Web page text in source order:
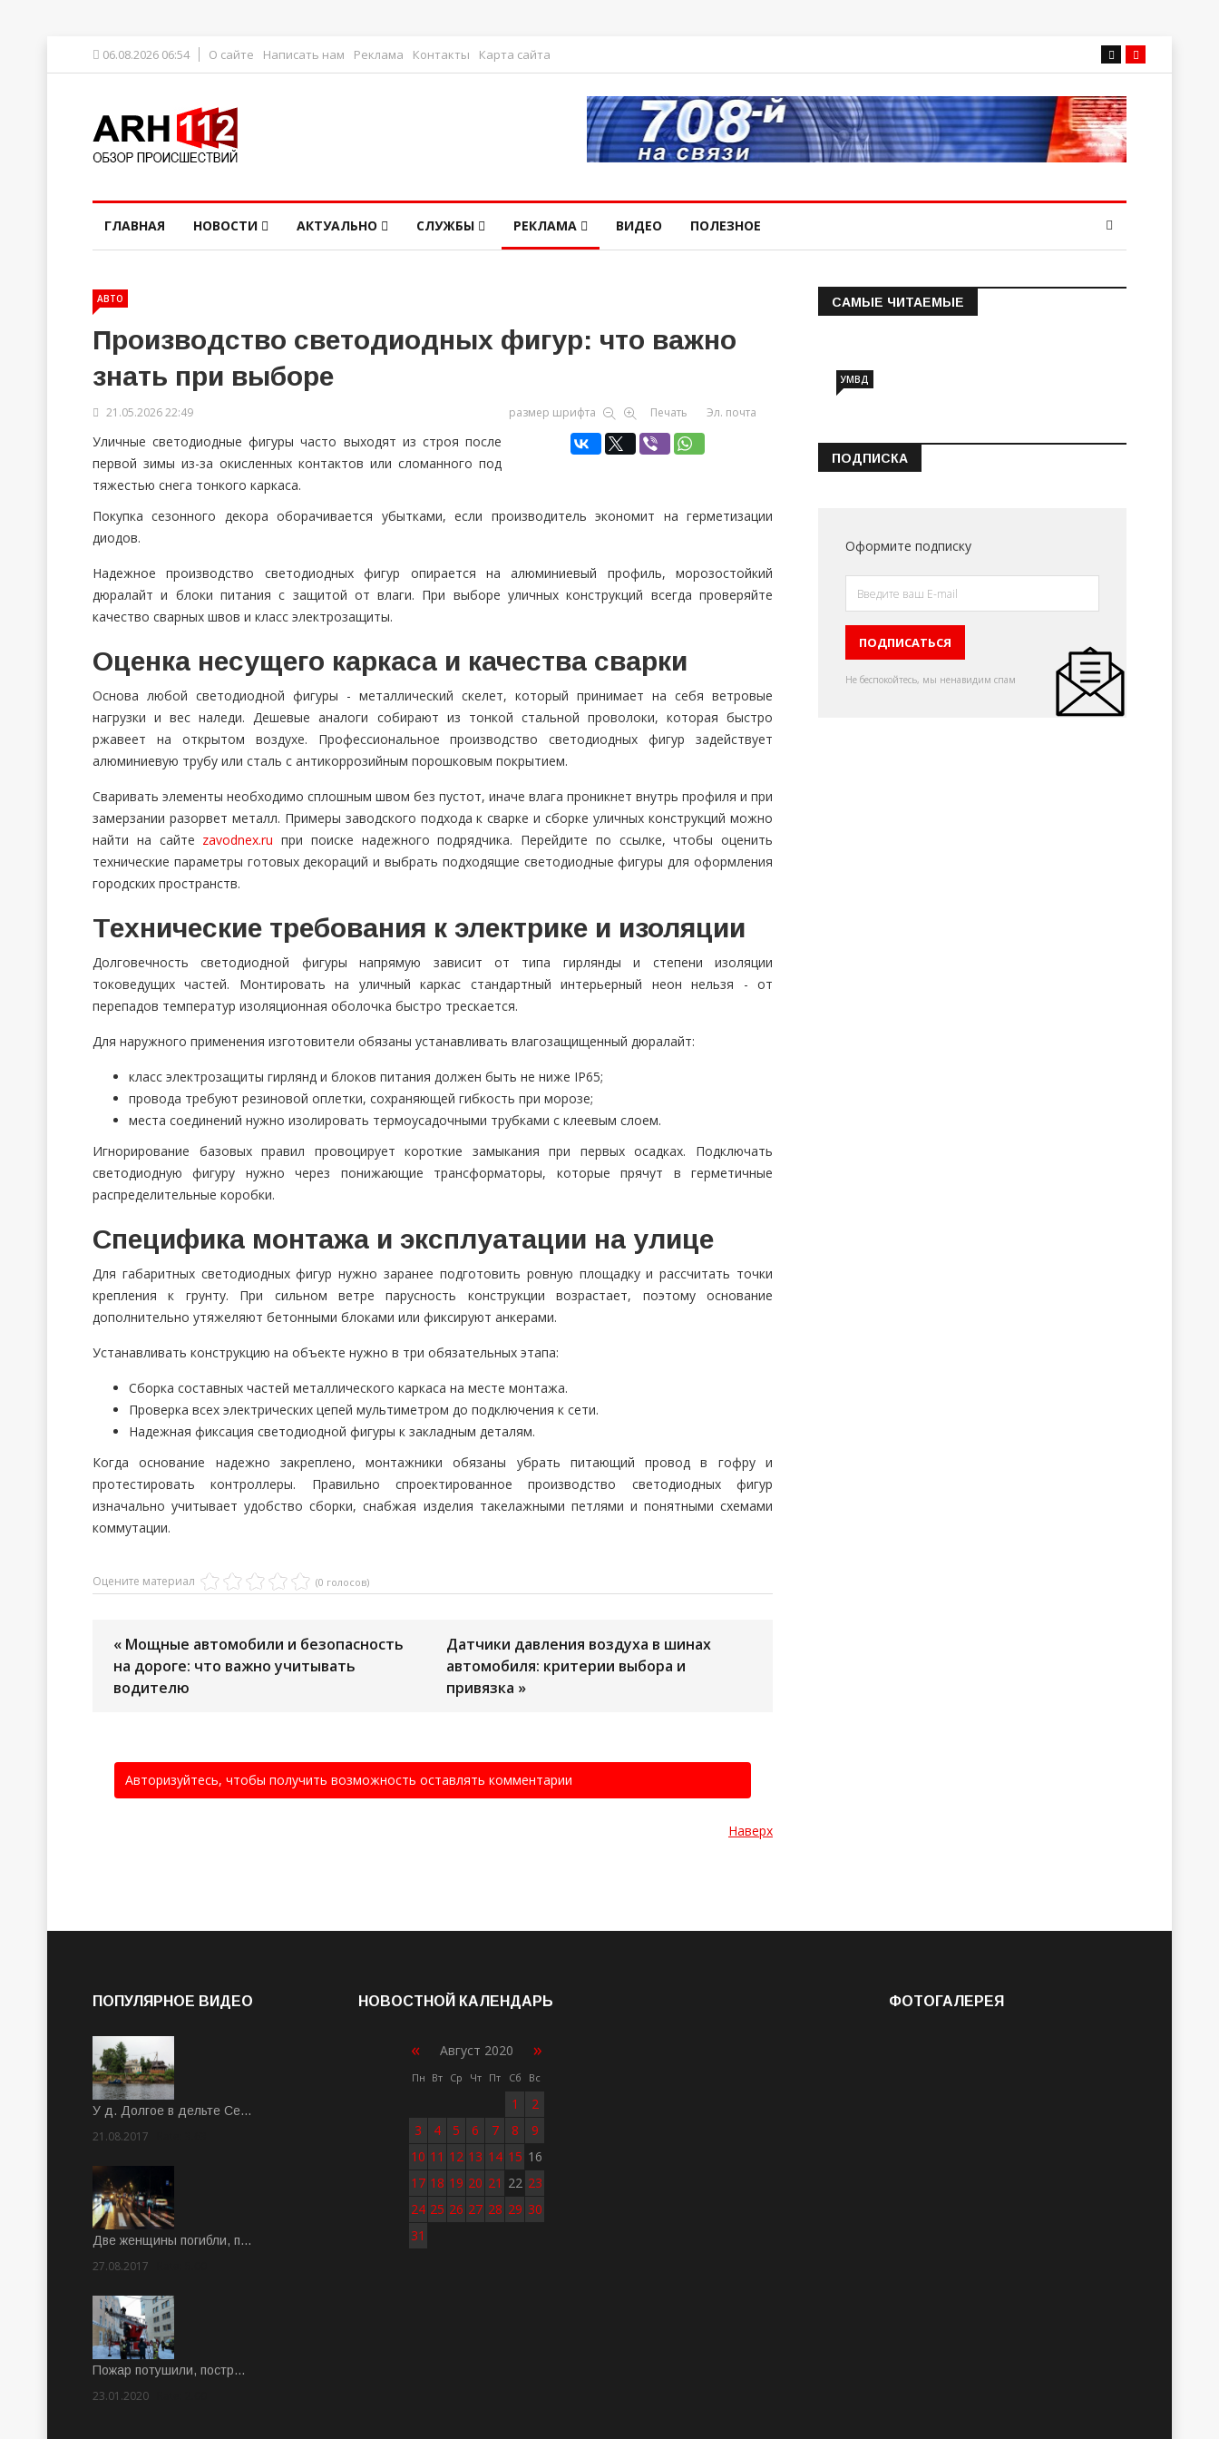
06.08.2026 06:54 О сайте Написать нам Реклама Контакты Карта сайта
ГЛАВНАЯ НОВОСТИ АКТУАЛЬНО СЛУЖБЫ РЕКЛАМА ВИДЕО ПОЛЕЗНОЕ
АВТО
Производство светодиодных фигур: что важно
знать при выборе
21.05.2026 22:49 размер шрифта Печать Эл. почта
Уличные светодиодные фигуры часто выходят из строя после
первой зимы из-за окисленных контактов или сломанного под
тяжестью снега тонкого каркаса.
Покупка сезонного декора оборачивается убытками, если производитель экономит на герметизации
диодов.
Надежное производство светодиодных фигур опирается на алюминиевый профиль, морозостойкий
дюралайт и блоки питания с защитой от влаги. При выборе уличных конструкций всегда проверяйте
качество сварных швов и класс электрозащиты.
Оценка несущего каркаса и качества сварки
Основа любой светодиодной фигуры - металлический скелет, который принимает на себя ветровые
нагрузки и вес наледи. Дешевые аналоги собирают из тонкой стальной проволоки, которая быстро
ржавеет на открытом воздухе. Профессиональное производство светодиодных фигур задействует
алюминиевую трубу или сталь с антикоррозийным порошковым покрытием.
Сваривать элементы необходимо сплошным швом без пустот, иначе влага проникнет внутрь профиля и при
замерзании разорвет металл. Примеры заводского подхода к сварке и сборке уличных конструкций можно
найти на сайте zavodnex.ru при поиске надежного подрядчика. Перейдите по ссылке, чтобы оценить
технические параметры готовых декораций и выбрать подходящие светодиодные фигуры для оформления
городских пространств.
Технические требования к электрике и изоляции
Долговечность светодиодной фигуры напрямую зависит от типа гирлянды и степени изоляции
токоведущих частей. Монтировать на уличный каркас стандартный интерьерный неон нельзя - от
перепадов температур изоляционная оболочка быстро трескается.
Для наружного применения изготовители обязаны устанавливать влагозащищенный дюралайт:
класс электрозащиты гирлянд и блоков питания должен быть не ниже IP65;
провода требуют резиновой оплетки, сохраняющей гибкость при морозе;
места соединений нужно изолировать термоусадочными трубками с клеевым слоем.
Игнорирование базовых правил провоцирует короткие замыкания при первых осадках. Подключать
светодиодную фигуру нужно через понижающие трансформаторы, которые прячут в герметичные
распределительные коробки.
Специфика монтажа и эксплуатации на улице
Для габаритных светодиодных фигур нужно заранее подготовить ровную площадку и рассчитать точки
крепления к грунту. При сильном ветре парусность конструкции возрастает, поэтому основание
дополнительно утяжеляют бетонными блоками или фиксируют анкерами.
Устанавливать конструкцию на объекте нужно в три обязательных этапа:
Сборка составных частей металлического каркаса на месте монтажа.
Проверка всех электрических цепей мультиметром до подключения к сети.
Надежная фиксация светодиодной фигуры к закладным деталям.
Когда основание надежно закреплено, монтажники обязаны убрать питающий провод в гофру и
протестировать контроллеры. Правильно спроектированное производство светодиодных фигур
изначально учитывает удобство сборки, снабжая изделия такелажными петлями и понятными схемами
коммутации.
Оцените материал (0 голосов)
« Мощные автомобили и безопасность
на дороге: что важно учитывать
водителю
Датчики давления воздуха в шинах
автомобиля: критерии выбора и
привязка »
Авторизуйтесь, чтобы получить возможность оставлять комментарии
Наверх
САМЫЕ ЧИТАЕМЫЕ
Информация о состоянии
УМВД
ПОДПИСКА
Оформите подписку
Не беспокойтесь, мы ненавидим спам
ПОПУЛЯРНОЕ ВИДЕО
У д. Долгое в дельте Се…
21.08.2017
Две женщины погибли, п…
27.08.2017
Пожар потушили, постр…
23.01.2020
НОВОСТНОЙ КАЛЕНДАРЬ
« Август 2020 »
Пн Вт Ср Чт Пт Сб Вс
1
2
3
4 5 6 7 8
9
10 11 12 13 14 15 16
17 18 19 20 21 22 23
24 25 26 27 28 29 30
31
ФОТОГАЛЕРЕЯ